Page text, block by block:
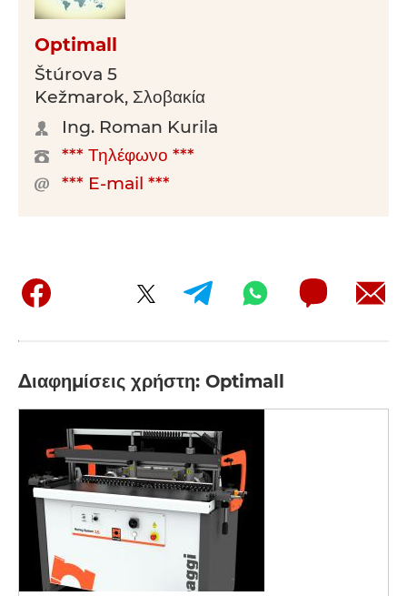
Optimall
Štúrova 5
Kežmarok, Σλοβακία
Ing. Roman Kurila
*** Τηλέφωνο ***
*** E-mail ***
Διαφημίσεις χρήστη: Optimall